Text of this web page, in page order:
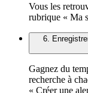
Vous les
rubrique « Ma
6.
Gagnez du
recherche à
« Créer une